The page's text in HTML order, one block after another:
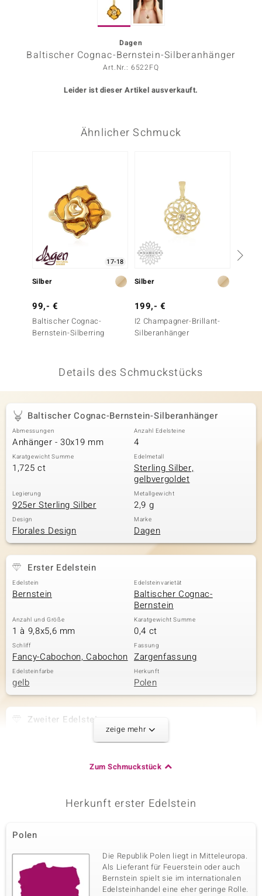
BY DE MELO
Collection
Classics
Dagen
Baltischer Cognac-Bernstein-Silberanhänger
Art.Nr.: 6522FQ
Leider ist dieser Artikel ausverkauft.
Ähnlicher Schmuck
17-18
Silber
99,- €
Baltischer Cognac-
Bernstein-Silberring
Silber
199,- €
I2 Champagner-Brillant-
Silberanhänger
Details des Schmuckstücks
Baltischer Cognac-Bernstein-Silberanhänger
Abmessungen
Anhänger - 30x19 mm
Anzahl Edelsteine
4
Karatgewicht Summe
1,725 ct
Edelmetall
Sterling Silber,
gelbvergoldet
Legierung
925er Sterling Silber
Metallgewicht
2,9 g
Design
Florales Design
Marke
Dagen
Erster Edelstein
Edelstein
Bernstein
Edelsteinvarietät
Baltischer Cognac-
Bernstein
Anzahl und Größe
1 à 9,8x5,6 mm
Karatgewicht Summe
0,4 ct
Schliff
Fancy-Cabochon, Cabochon
Fassung
Zargenfassung
Edelsteinfarbe
gelb
Herkunft
Polen
Zweiter Edelstein
1 à 9,8x5 mm
Schliff
Zargenfassung
Herkunft
Polen
Edelsteinvarietät
Baltischer Cognac-
Bernstein
Anzahl und Größe
1 à 9,6x4,4 mm
zeige mehr
Zum Schmuckstück
Herkunft erster Edelstein
Polen
Die Republik Polen liegt in Mitteleuropa.
Als Lieferant für Feuerstein oder auch
Bernstein spielt sie im internationalen
Edelsteinhandel eine eher geringe Rolle.